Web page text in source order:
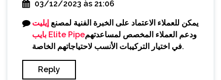
03/12/2023 às 21:06
يمكن للعملاء الاعتماد على الخبرة الفنية لمصنع إيليت
بايب Elite Pipeودعم العملاء المخصص لمساعدتهم
في اختيار التركيبات الأنسب لاحتياجاتهم الخاصة.
Reply